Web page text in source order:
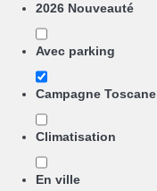
2026 Nouveauté
Avec parking
Campagne Toscane
Climatisation
En ville